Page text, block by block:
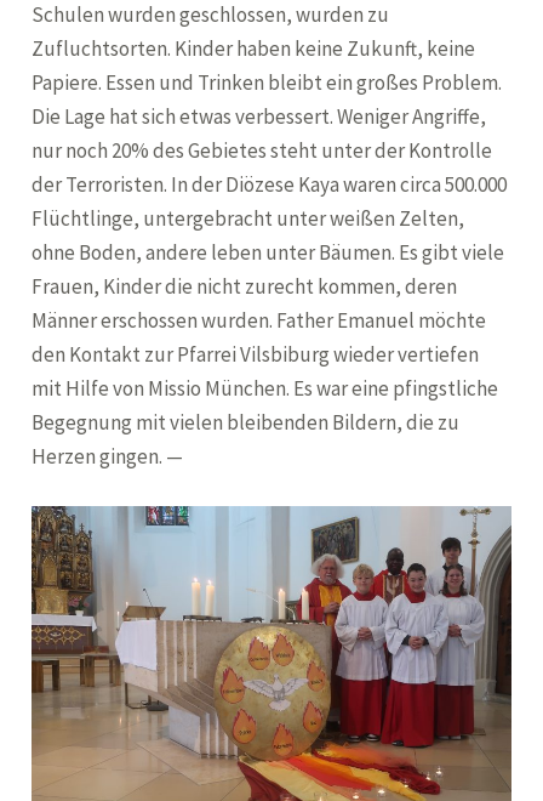
Schulen wurden geschlossen, wurden zu
Zufluchtsorten. Kinder haben keine Zukunft, keine
Papiere. Essen und Trinken bleibt ein großes Problem.
Die Lage hat sich etwas verbessert. Weniger Angriffe,
nur noch 20% des Gebietes steht unter der Kontrolle
der Terroristen. In der Diözese Kaya waren circa 500.000
Flüchtlinge, untergebracht unter weißen Zelten,
ohne Boden, andere leben unter Bäumen. Es gibt viele
Frauen, Kinder die nicht zurecht kommen, deren
Männer erschossen wurden. Father Emanuel möchte
den Kontakt zur Pfarrei Vilsbiburg wieder vertiefen
mit Hilfe von Missio München. Es war eine pfingstliche
Begegnung mit vielen bleibenden Bildern, die zu
Herzen gingen. —